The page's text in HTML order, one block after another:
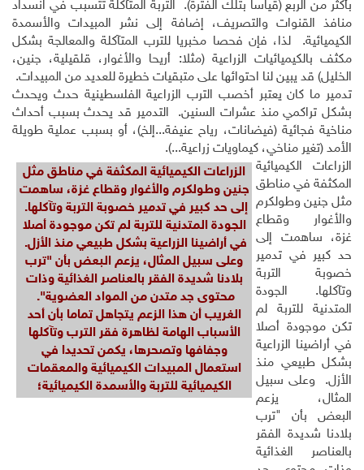
بأكثر من الربع (قياسا بتلك الفترة). التربة المتآكلة تتسبب في انسداد
منافذ القنوات والتصريف، إضافة إلى نشر المبيدات والأسمدة
الكيميائية. لذا، فإن فحصا مخبريا للترب المتآكلة والمعالجة بشكل
مكثف بالكيميائيات الزراعية (مثلا: أريحا والأغوار، قلقيلية، جنين،
الخليل) قد يبين لنا احتوائها على متبقيات خطيرة للعديد من المبيدات.
تدمير ما كان يعتبر أخصب الترب الزراعية الفلسطينية حدث ويحدث
بشكل تراكمي منذ عشرات السنين. التدمير قد يحدث بسبب أحداث
مناخية فجائية (فيضانات، رياح عنيفة...إلخ)، أو بسبب عملية طويلة
الأمد (تغير مناخي، كيماويات زراعية...).
الزراعات الكيميائية المكثفة في مناطق مثل
جنين وطولكرم والأغوار وقطاع غزة، ساهمت
إلى حد كبير في تدمير خصوبة التربة وتآكلها.
الجودة المتدنية للتربة لم تكن موجودة أصلا
في أراضينا الزراعية بشكل طبيعي منذ الأزل.
وعلى سبيل المثال، يزعم البعض بأن "ترب
بلادنا شديدة الفقر بالعناصر الغذائية وذات
محتوى جد متدن من المواد العضوية".
الغريب أن هذا الزعم يتجاهل تماما بأن أحد
الأسباب الهامة لظاهرة فقر الترب وتآكلها
وجفافها وتصحرها، يكمن تحديدا في
استعمال المبيدات الكيميائية والمعقمات
الكيميائية للتربة والأسمدة الكيميائية؛
الزراعات الكيميائية
المكثفة في مناطق
مثل جنين وطولكرم
والأغوار وقطاع
غزة، ساهمت إلى
حد كبير في تدمير
خصوبة التربة
وتآكلها. الجودة
المتدنية للتربة لم
تكن موجودة أصلا
في أراضينا الزراعية
بشكل طبيعي منذ
الأزل. وعلى سبيل
المثال، يزعم
البعض بأن "ترب
بلادنا شديدة الفقر
بالعناصر الغذائية